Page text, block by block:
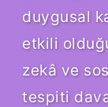
duygusal
etkili
zekâ ve
tespiti